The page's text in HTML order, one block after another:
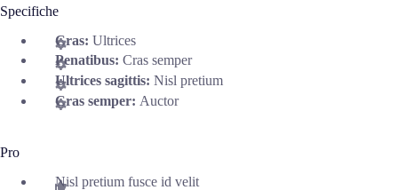
Specifiche
Cras: Ultrices
Penatibus: Cras semper
Ultrices sagittis: Nisl pretium
Cras semper: Auctor
Pro
Nisl pretium fusce id velit